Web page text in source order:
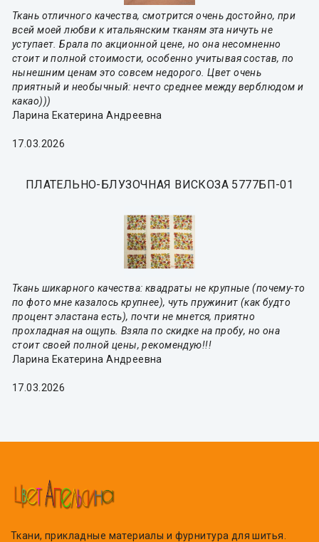
Ткань отличного качества, смотрится очень достойно, при
всей моей любви к итальянским тканям эта ничуть не
уступает. Брала по акционной цене, но она несомненно
стоит и полной стоимости, особенно учитывая состав, по
нынешним ценам это совсем недорого. Цвет очень
приятный и необычный: нечто среднее между верблюдом и
какао)))
Ларина Екатерина Андреевна
17.03.2026
ПЛАТЕЛЬНО-БЛУЗОЧНАЯ ВИСКОЗА 5777БП-01
Ткань шикарного качества: квадраты не крупные (почему-то
по фото мне казалось крупнее), чуть пружинит (как будто
процент эластана есть), почти не мнется, приятно
прохладная на ощупь. Взяла по скидке на пробу, но она
стоит своей полной цены, рекомендую!!!
Ларина Екатерина Андреевна
17.03.2026
Ткани, прикладные материалы и фурнитура для шитья.